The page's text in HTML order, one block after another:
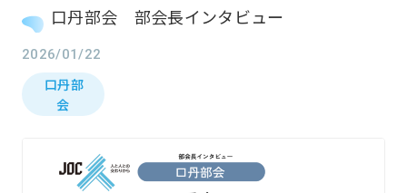
口丹部会 部会長インタビュー
2026/01/22
口丹部
会